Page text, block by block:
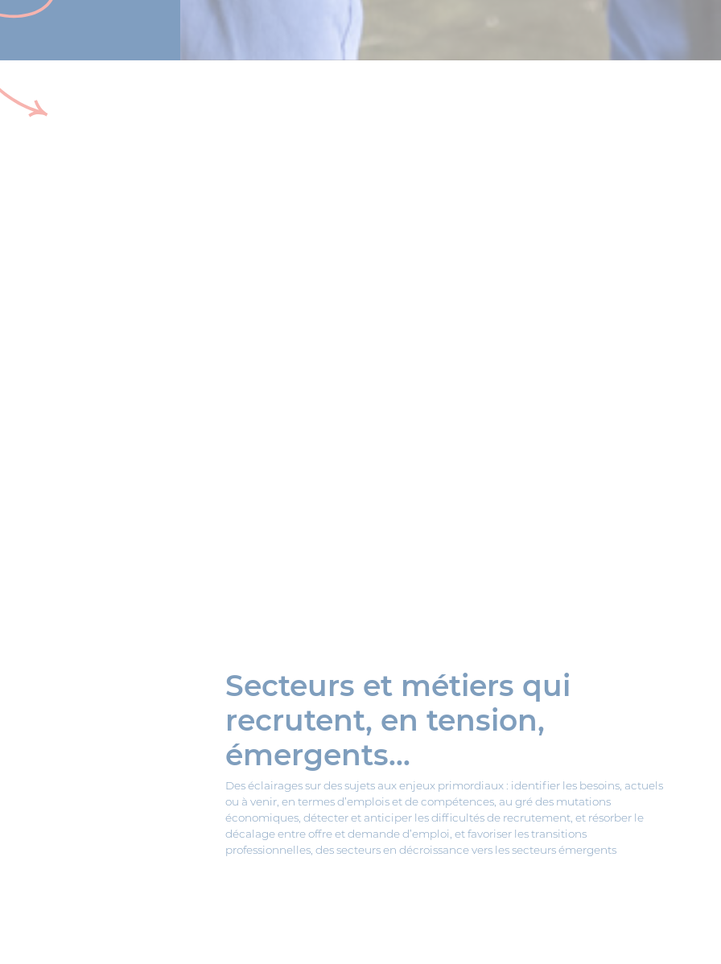
Secteurs et métiers qui
recrutent, en tension,
émergents...
Des éclairages sur des sujets aux enjeux primordiaux : identifier les besoins, actuels
ou à venir, en termes d’emplois et de compétences, au gré des mutations
économiques, détecter et anticiper les difficultés de recrutement, et résorber le
décalage entre offre et demande d’emploi, et favoriser les transitions
professionnelles, des secteurs en décroissance vers les secteurs émergents